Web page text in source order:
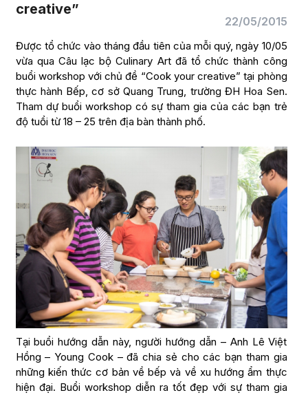
creative”
22/05/2015
Được tổ chức vào tháng đầu tiên của mỗi quý, ngày 10/05
vừa qua Câu lạc bộ Culinary Art đã tổ chức thành công
buổi workshop với chủ đề “Cook your creative” tại phòng
thực hành Bếp, cơ sở Quang Trung, trường ĐH Hoa Sen.
Tham dự buổi workshop có sự tham gia của các bạn trẻ
độ tuổi từ 18 – 25 trên địa bàn thành phố.
Tại buổi hướng dẫn này, người hướng dẫn – Anh Lê Việt
Hồng – Young Cook – đã chia sẻ cho các bạn tham gia
những kiến thức cơ bản về bếp và về xu hướng ẩm thực
hiện đại. Buổi workshop diễn ra tốt đẹp với sự tham gia